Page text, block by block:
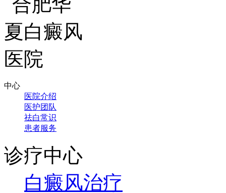
中心
医院介绍
医护团队
祛白常识
患者服务
诊疗中心
白癜风治疗